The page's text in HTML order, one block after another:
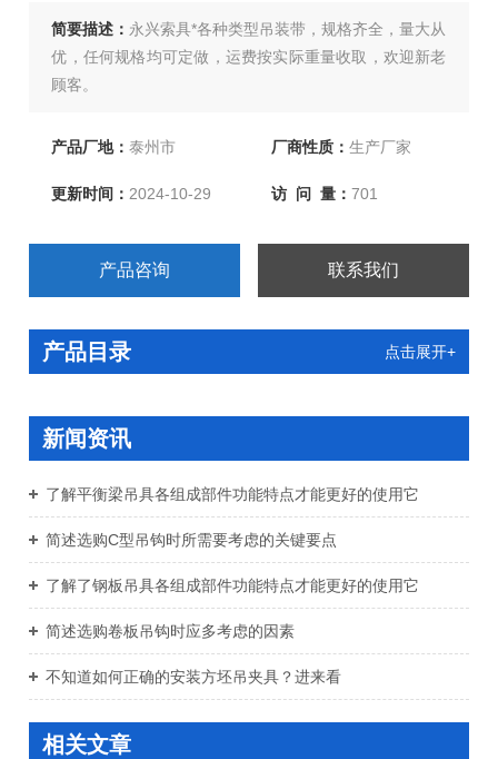
简要描述： 永兴索具*各种类型吊装带，规格齐全，量大从
优，任何规格均可定做，运费按实际重量收取，欢迎新老
顾客。
产品厂地：泰州市 厂商性质： 生产厂家
更新时间：2024-10-29 访 问 量： 701
产品咨询 联系我们
产品目录 点击展开+
新闻资讯
了解平衡梁吊具各组成部件功能特点才能更好的使用它
简述选购C型吊钩时所需要考虑的关键要点
了解了钢板吊具各组成部件功能特点才能更好的使用它
简述选购卷板吊钩时应多考虑的因素
不知道如何正确的安装方坯吊夹具？进来看
相关文章